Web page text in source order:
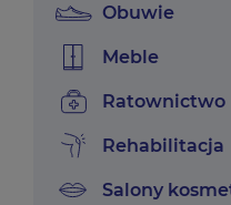
obuwie
meble
ratownictwo
rehabilitacja
salony